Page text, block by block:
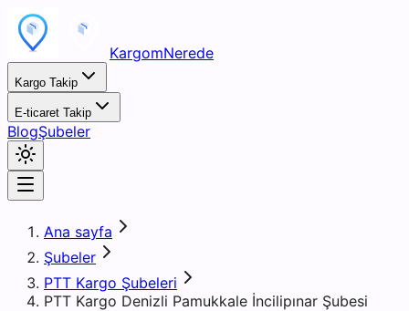
KargomNerede
Kargo Takip
E-ticaret Takip
BlogŞubeler
Ana sayfa
Şubeler
PTT Kargo Şubeleri
PTT Kargo Denizli Pamukkale İncilipınar Şubesi